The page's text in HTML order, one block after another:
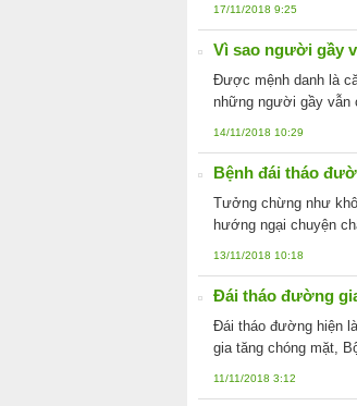
17/11/2018 9:25
Vì sao người gầy
Được mệnh danh là
những người gầy vẫn
14/11/2018 10:29
Bệnh đái tháo
Tưởng chừng như
hướng ngại chuyện
13/11/2018 10:18
Đái tháo đường
Đái tháo đường hiện
gia tăng chóng mặt,
11/11/2018 3:12